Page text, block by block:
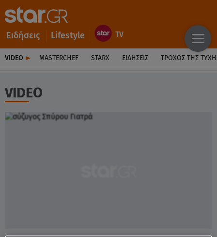
Ειδήσεις Lifestyle
VIDEO MASTERCHEF STARX ΕΙΔΉΣΕΙΣ ΤΡΟΧΌΣ ΤΗΣ
VIDEO